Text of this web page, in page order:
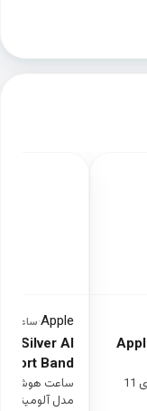
ساعت هوشمند 46 میلی متری اپل سری 11
Apple
·ساعت
Silver Al
Band
مدل